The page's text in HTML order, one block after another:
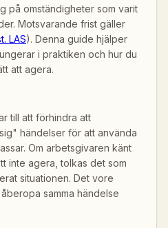
på omständigheter som varit
Motsvarande frist gäller
LAS). Denna guide hjälper
i praktiken och hur du
att agera.
till att förhindra att
händelser för att använda
Om arbetsgivaren känt
inte agera, tolkas det som
situationen. Det vore
samma händelse